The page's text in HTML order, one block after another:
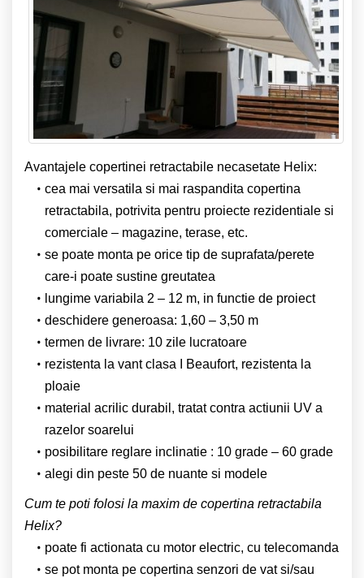
Avantajele copertinei retractabile necasetate Helix:
cea mai versatila si mai raspandita copertina
retractabila, potrivita pentru proiecte rezidentiale si
comerciale – magazine, terase, etc.
se poate monta pe orice tip de suprafata/perete
care-i poate sustine greutatea
lungime variabila 2 – 12 m, in functie de proiect
deschidere generoasa: 1,60 – 3,50 m
termen de livrare: 10 zile lucratoare
rezistenta la vant clasa I Beaufort, rezistenta la
ploaie
material acrilic durabil, tratat contra actiunii UV a
razelor soarelui
posibilitare reglare inclinatie : 10 grade – 60 grade
alegi din peste 50 de nuante si modele
Cum te poti folosi la maxim de copertina retractabila
Helix?
poate fi actionata cu motor electric, cu telecomanda
se pot monta pe copertina senzori de vat si/sau